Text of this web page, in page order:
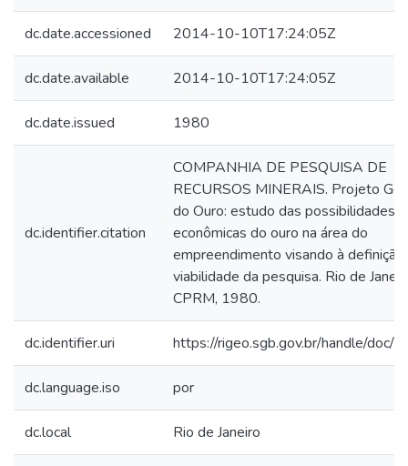
dc.date.accessioned 2014-10-10T17:24:05Z
dc.date.available 2014-10-10T17:24:05Z
dc.date.issued 1980
dc.identifier.citation
COMPANHIA DE PESQUISA DE
RECURSOS MINERAIS. Projeto
do Ouro: estudo das possibilidades
econômicas do ouro na área do
empreendimento visando à definição
viabilidade da pesquisa. Rio de
CPRM, 1980.
dc.identifier.uri https://rigeo.sgb.gov.br/handle/doc/
dc.language.iso por
dc.local Rio de Janeiro